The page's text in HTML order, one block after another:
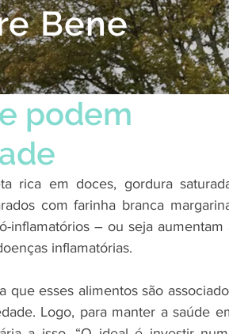
podem
rica em doces, gordura
com farinha branca
inflamatórios – ou seja aumentam
inflamatórias.
que esses alimentos são
Logo, para manter a saúde
Bene